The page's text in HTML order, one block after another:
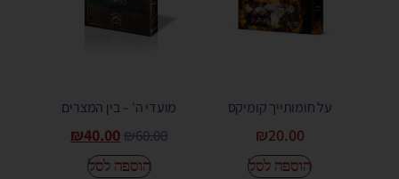
על חומותייך קומיקס
₪20.00
הוספה לסל
מועדי ה' – בין המצרים
₪60.00
₪40.00
הוספה לסל